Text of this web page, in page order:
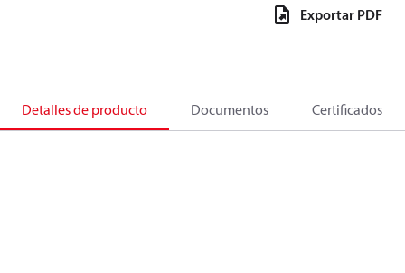
Exportar PDF
Detalles de producto Documentos Certificados